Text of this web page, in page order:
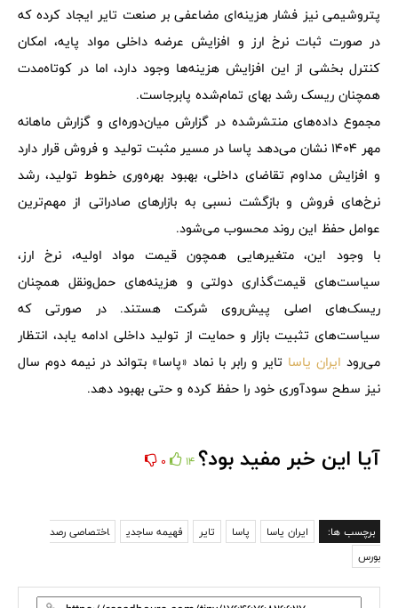
پتروشیمی نیز فشار هزینه‌ای مضاعفی بر صنعت تایر ایجاد کرده که
در صورت ثبات نرخ ارز و افزایش عرضه داخلی مواد پایه، امکان
کنترل بخشی از این افزایش هزینه‌ها وجود دارد، اما در کوتاه‌مدت
همچنان ریسک رشد بهای تمام‌شده پابرجاست.
مجموع داده‌های منتشرشده در گزارش میان‌دوره‌ای و گزارش ماهانه
مهر 1404 نشان می‌دهد پاسا در مسیر مثبت تولید و فروش قرار دارد
و افزایش مداوم تقاضای داخلی، بهبود بهره‌وری خطوط تولید، رشد
نرخ‌های فروش و بازگشت نسبی به بازارهای صادراتی از مهم‌ترین
عوامل حفظ این روند محسوب می‌شود.
با وجود این، متغیرهایی همچون قیمت مواد اولیه، نرخ ارز،
سیاست‌های قیمت‌گذاری دولتی و هزینه‌های حمل‌ونقل همچنان
ریسک‌های اصلی پیش‌روی شرکت هستند. در صورتی که
سیاست‌های تثبیت بازار و حمایت از تولید داخلی ادامه یابد، انتظار
می‌رود ایران یاسا تایر و رابر با نماد «پاسا» بتواند در نیمه دوم سال
نیز سطح سودآوری خود را حفظ کرده و حتی بهبود دهد.
آیا این خبر مفید بود؟14
0
برچسب ها: ایران یاسا پاسا تایر فهیمه ساجدی
اختصاصی رصد
بورس